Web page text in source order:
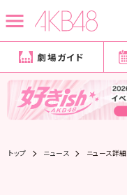
劇場ガイド
トップ ニュース ニュース詳細